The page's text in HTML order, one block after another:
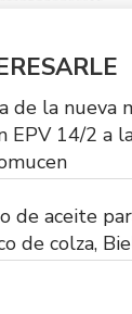
de la nueva
EPV 14/2 a
de aceite
de colza,